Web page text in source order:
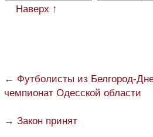
Наверх ↑
← Футболисты из Белгород-
чемпионат Одесской области
→ Закон принят